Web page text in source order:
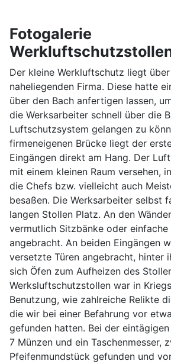
Fotogalerie
Der kleine Werkluftschutz liegt
naheliegenden Firma. Diese hatte
über den Bach anfertigen lassen,
die Werksarbeiter schnell über die
Luftschutzsystem gelangen zu
firmeneigenen Brücke liegt der
Eingängen direkt am Hang. Der
mit einem kleinen Raum versehen,
die Chefs bzw. vielleicht auch
besaßen. Die Werksarbeiter selbst
langen Stollen Platz. An den
vermutlich Sitzbänke oder einfache
angebracht. An beiden Eingängen
versetzte Türen angebracht, hinter
sich Öfen zum Aufheizen des
Werksluftschutzstollen war in
Benutzung, wie zahlreiche Relikte
die wir bei einer Befahrung vor
gefunden hatten. Bei der
7 Münzen und ein Taschenmesser,
Pfeifenmundstück gefunden und